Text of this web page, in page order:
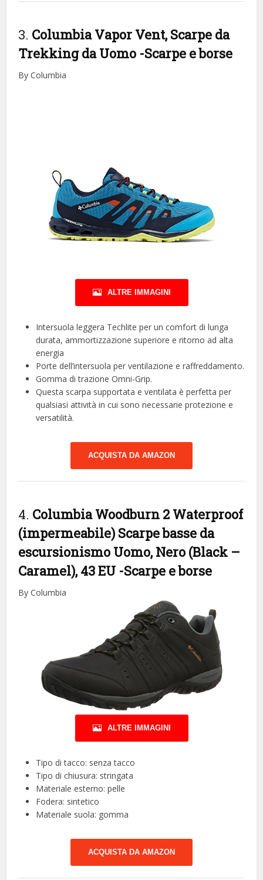
3. Columbia Vapor Vent, Scarpe da
Trekking da Uomo -Scarpe e borse
By Columbia
ALTRE IMMAGINI
Intersuola leggera Techlite per un comfort di lunga
durata, ammortizzazione superiore e ritorno ad alta
energia
Porte dell’intersuola per ventilazione e raffreddamento.
Gomma di trazione Omni-Grip.
Questa scarpa supportata e ventilata è perfetta per
qualsiasi attività in cui sono necessarie protezione e
versatilità.
ACQUISTA DA AMAZON
4. Columbia Woodburn 2 Waterproof
(impermeabile) Scarpe basse da
escursionismo Uomo, Nero (Black –
Caramel), 43 EU -Scarpe e borse
By Columbia
ALTRE IMMAGINI
Tipo di tacco: senza tacco
Tipo di chiusura: stringata
Materiale esterno: pelle
Fodera: sintetico
Materiale suola: gomma
ACQUISTA DA AMAZON